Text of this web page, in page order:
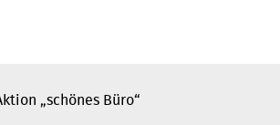
„schönes Büro“